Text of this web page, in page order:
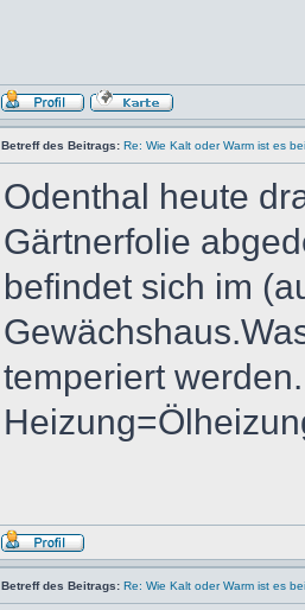
Betreff des Beitrags: Re: Wie Kalt oder Warm ist es
Odenthal heute
Gärtnerfolie
befindet sich im
temperiert
Betreff des Beitrags: Re: Wie Kalt oder Warm ist es